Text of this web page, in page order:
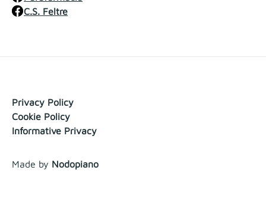
C.S. Feltre
Privacy Policy
Cookie Policy
Informative Privacy
Made by Nodopiano